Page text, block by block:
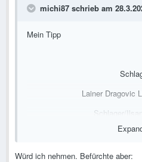
michi87 schrieb am
Mein Tipp
Lainer Dragovic
Schlager/
Lazaro Sabitzer
Würd ich nehmen. Befürchte aber: